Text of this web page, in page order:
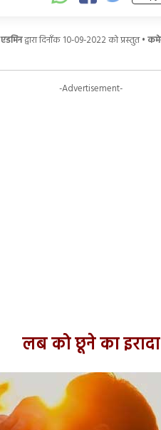
एडमिनद्वारा दिनाँक 10-09-2022 को प्रस्तुत •
-Advertisement-
लब को छूने का इरादा